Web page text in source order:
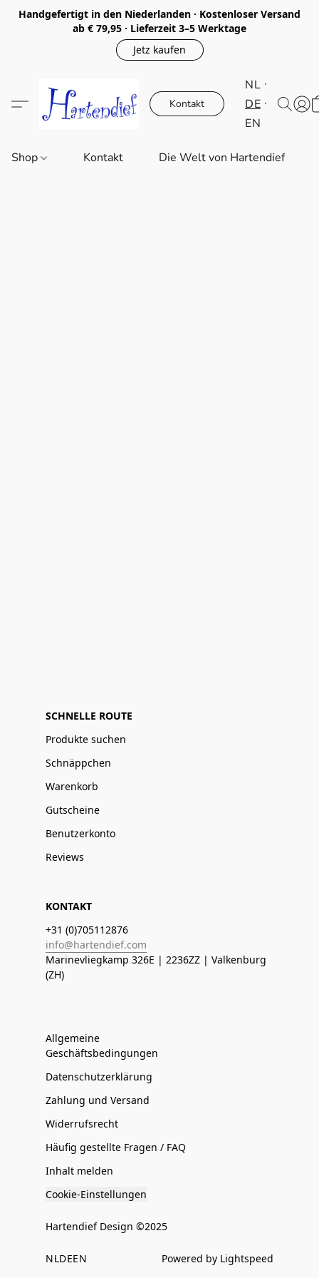
Handgefertigt in den Niederlanden · Kostenloser Versand
ab € 79,95 · Lieferzeit 3–5 Werktage
Jetz kaufen
Kontakt
NL
DE
EN
Shop Kontakt Die Welt von Hartendief
SCHNELLE ROUTE
Produkte suchen
Schnäppchen
Warenkorb
Gutscheine
Benutzerkonto
Reviews
KONTAKT
+31 (0)705112876
info@hartendief.com
Marinevliegkamp 326E | 2236ZZ | Valkenburg
(ZH)
Allgemeine
Geschäftsbedingungen
Datenschutzerklärung
Zahlung und Versand
Widerrufsrecht
Häufig gestellte Fragen / FAQ
Inhalt melden
Cookie-Einstellungen
Hartendief Design ©2025
NLDEEN Powered by Lightspeed